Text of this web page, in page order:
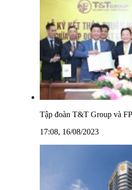
Tập đoàn T&T Group và
17:08, 16/08/2023